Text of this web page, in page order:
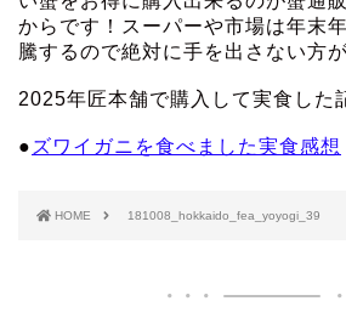
からです！スーパーや市場は年末
騰するので絶対に手を出さない方
2025年匠本舗で購入して実食した
● ズワイガニを食べました実食感想
HOME 181008_hokkaido_fea_yoyogi_39